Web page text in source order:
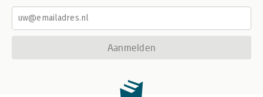
Aanmelden